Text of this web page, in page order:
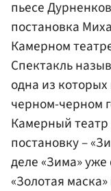
пьесе
постановка
Камерном
Спектакль
одна из
черном-черном
Камерный
постановку –
деле «Зима»
«Золотая